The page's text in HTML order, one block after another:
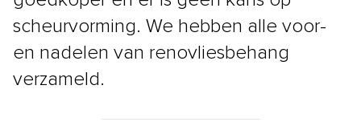
scheurvorming. We hebben alle voor-
en nadelen van renovliesbehang
verzameld.